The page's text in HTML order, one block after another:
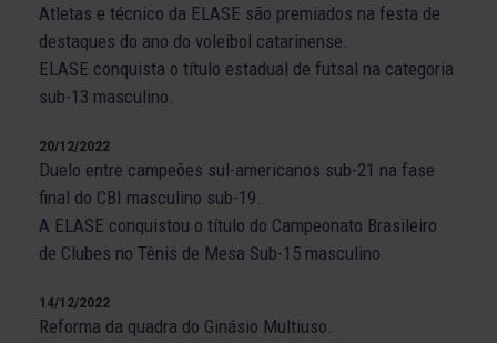
Atletas e técnico da ELASE são premiados na festa de
destaques do ano do voleibol catarinense.
ELASE conquista o título estadual de futsal na categoria
sub-13 masculino.
20/12/2022
Duelo entre campeões sul-americanos sub-21 na fase
final do CBI masculino sub-19.
A ELASE conquistou o título do Campeonato Brasileiro
de Clubes no Tênis de Mesa Sub-15 masculino.
14/12/2022
Reforma da quadra do Ginásio Multiuso.